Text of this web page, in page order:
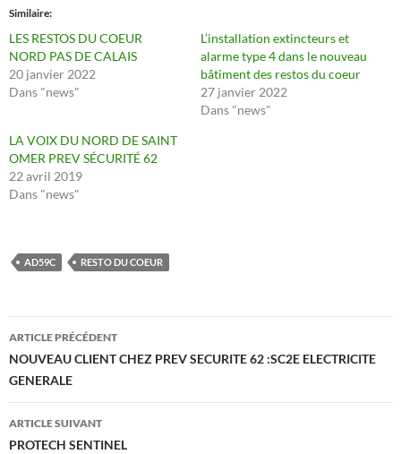
Similaire
LES RESTOS DU COEUR
NORD PAS DE CALAIS
20 janvier 2022
Dans "news"
L’installation extincteurs et
alarme type 4 dans le nouveau
bâtiment des restos du coeur
27 janvier 2022
Dans "news"
LA VOIX DU NORD DE SAINT
OMER PREV SÉCURITÉ 62
22 avril 2019
Dans "news"
AD59C RESTO DU COEUR
Navigation
des
articles
ARTICLE PRÉCÉDENT
NOUVEAU CLIENT CHEZ PREV SECURITE 62 :SC2E ELECTRICITE
GENERALE
ARTICLE SUIVANT
PROTECH SENTINEL